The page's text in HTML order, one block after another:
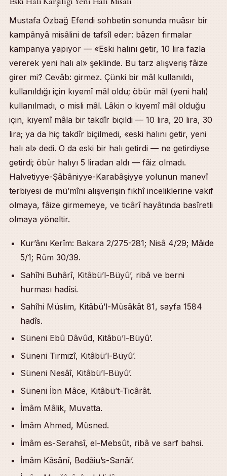
Mustafa Özbağ Efendi sohbetin sonunda muâsır bir
kampânyâ misâlini de tafsîl eder: bâzen firmalar
kampanya yapıyor — «Eski halını getir, 10 lira fazla
vererek yeni halı al» şeklinde. Bu tarz alışveriş fâize
girer mi? Cevâb: girmez. Çünki bir mâl kullanıldı,
kullanıldığı için kıyemî mâl oldu; öbür mâl (yeni halı)
kullanılmadı, o misli mâl. Lâkin o kıyemî mâl olduğu
için, kıyemî mâla bir takdîr biçildi — 10 lira, 20 lira, 30
lira; ya da hiç takdîr biçilmedi, «eski halını getir, yeni
halı al» dedi. O da eski bir halı getirdi — ne getirdiyse
getirdi; öbür halıyı 5 liradan aldı — fâiz olmadı.
Halvetiyye-Şâbâniyye-Karabâşiyye yolunun manevî
terbiyesi de mü’mîni alışverişin fıkhî inceliklerine vakıf
olmaya, fâize girmemeye, ve ticârî hayâtında basîretli
olmaya yöneltir.
Kur’ânı Kerîm: Bakara 2/275-281; Nisâ 4/29; Mâide
5/1; Rûm 30/39.
Sahîhi Buhârî, Kitâbü’l-Büyû’, ribâ ve berni
hurması hadîsi.
Sahîhi Müslim, Kitâbü’l-Müsâkât 81, sayfa 1584
hadîs.
Süneni Ebû Dâvûd, Kitâbü’l-Büyû’.
Süneni Tirmizî, Kitâbü’l-Büyû’.
Süneni Nesâî, Kitâbü’l-Büyû’.
Süneni İbn Mâce, Kitâbü’t-Ticârât.
İmâm Mâlik, Muvatta.
İmâm Ahmed, Müsned.
İmâm es-Serahsî, el-Mebsût, ribâ ve sarf bahsi.
İmâm Kâsânî, Bedâiu’s-Sanâi’.